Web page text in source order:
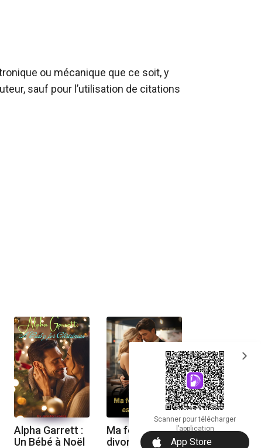
ou mécanique que ce soit, y
sauf pour l’utilisation de citations
Alpha Garrett :
Un Bébé à Noël
Ma femme
divorcée est
expand_more
Scanner pour télécharger
l’application
download_ios App Store